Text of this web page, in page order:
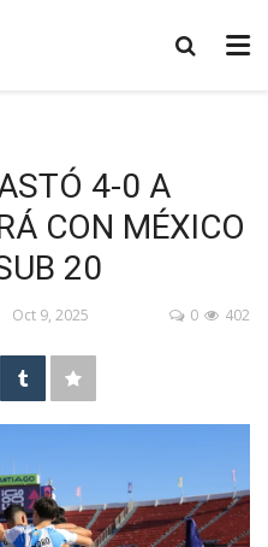
4-0 A
CON MÉXICO
20
Oct 9, 2025 402
0